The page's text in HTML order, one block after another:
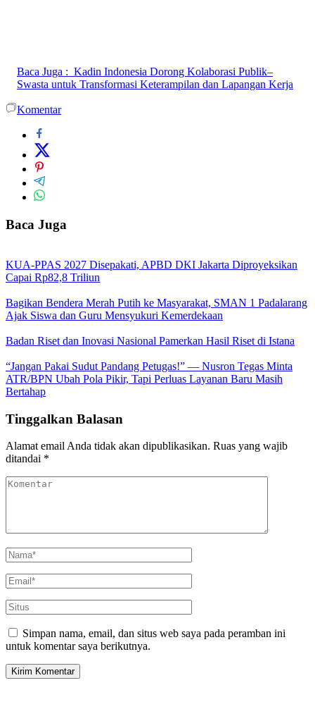
Baca Juga : Kadin Indonesia Dorong Kolaborasi Publik–
Swasta untuk Transformasi Keterampilan dan Lapangan Kerja
Komentar
Baca Juga
KUA-PPAS 2027 Disepakati, APBD DKI Jakarta Diproyeksikan
Capai Rp82,8 Triliun
Bagikan Bendera Merah Putih ke Masyarakat, SMAN 1 Padalarang
Ajak Siswa dan Guru Mensyukuri Kemerdekaan
Badan Riset dan Inovasi Nasional Pamerkan Hasil Riset di Istana
“Jangan Pakai Sudut Pandang Petugas!” — Nusron Tegas Minta
ATR/BPN Ubah Pola Pikir, Tapi Perluas Layanan Baru Masih
Bertahap
Tinggalkan Balasan
Alamat email Anda tidak akan dipublikasikan. Ruas yang wajib
ditandai *
Simpan nama, email, dan situs web saya pada peramban ini
untuk komentar saya berikutnya.